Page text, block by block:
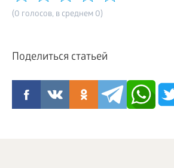
(0 голосов, в среднем 0)
Поделиться статьей